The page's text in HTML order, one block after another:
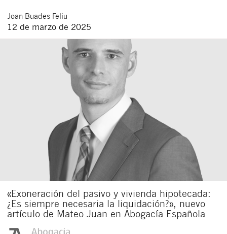
Joan Buades Feliu
12 de marzo de 2025
«Exoneración del pasivo y vivienda hipotecada:
¿Es siempre necesaria la liquidación?», nuevo
artículo de Mateo Juan en Abogacía Española